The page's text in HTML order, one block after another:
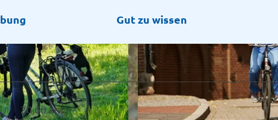
Gut zu wissen
20,60 km